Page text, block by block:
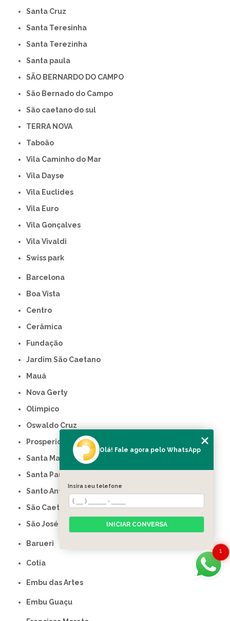
Santa Cruz
Santa Teresinha
Santa Terezinha
Santa paula
SÃO BERNARDO DO CAMPO
São Bernado do Campo
São caetano do sul
TERRA NOVA
Taboão
Vila Caminho do Mar
Vila Dayse
Vila Euclides
Vila Euro
Vila Gonçalves
Vila Vivaldi
swiss park
Barcelona
Boa Vista
Centro
Cerâmica
Fundação
Jardim São Caetano
Mauá
Nova Gerty
Olímpico
Oswaldo Cruz
Prosperidade
Santa Maria
Santa Paula
Santo Antônio
São Caetano do Sul
São José
Barueri
Cotia
Embu das Artes
Embu Guaçu
1
Olá! Fale agora pelo WhatsApp
Insira seu telefone
INICIAR CONVERSA